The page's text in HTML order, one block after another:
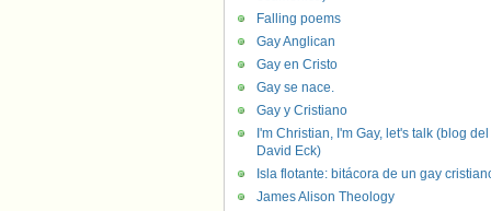
Falling poems
Gay Anglican
Gay en Cristo
Gay se nace.
Gay y Cristiano
I'm Christian, I'm Gay, let's talk (blog del
David Eck)
Isla flotante: bitácora de un gay
James Alison Theology